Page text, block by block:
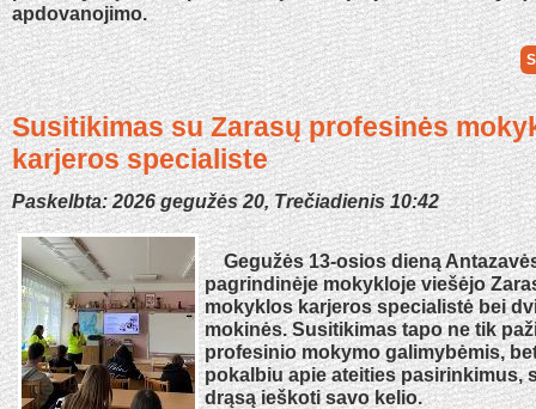
apdovanojimo.
Susitikimas su Zarasų profesinės
karjeros specialiste
Paskelbta: 2026 gegužės 20, Trečiadienis 10:42
Gegužės 13-osios dieną
pagrindinėje mokykloje viešėjo
mokyklos karjeros specialistė bei
mokinės. Susitikimas tapo ne tik
profesinio mokymo galimybėmis,
pokalbiu apie ateities pasirinkimus,
drąsą ieškoti savo kelio.